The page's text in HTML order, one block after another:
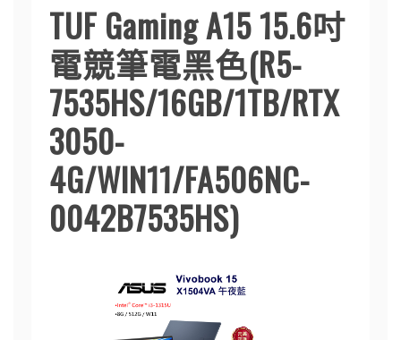
TUF Gaming A15 15.6吋
電競筆電黑色(R5-
7535HS/16GB/1TB/RTX
3050-
4G/WIN11/FA506NC-
0042B7535HS)